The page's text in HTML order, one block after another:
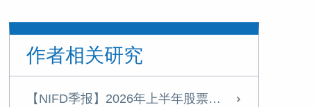
作者相关研究
【NIFD季报】2026年上半年股票市场分析报告